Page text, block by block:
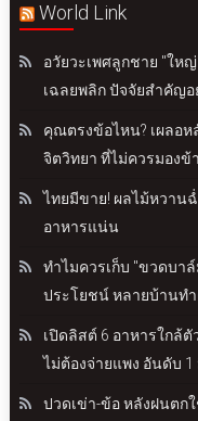
World Link
อวัยวะเพศลูกชาย "ให
เฉลยพลิก ปัจจัยสำคัญอ
คุณตรงข้อไหน? เผลอห
จิตวิทยา ที่ไม่ควรมองข้
ไทยมีขาย! ผลไม้หวาน
อาหารแน่น
ทำไมควรเก็บ "ขวดบา
ประโยชน์ หลายบ้านท
เปิดลิสต์ 6 อาหารใกล้
ไม่ต้องจ่ายแพง อันดับ
ปวดเข่า-ข้อ หลังฝนตก